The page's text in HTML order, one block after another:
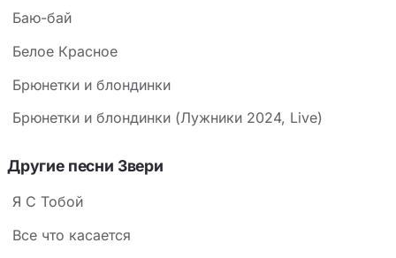
Баю-бай
Белое Красное
Брюнетки и блондинки
Брюнетки и блондинки (Лужники 2024, Live)
Другие песни Звери
Я С Тобой
Все что касается